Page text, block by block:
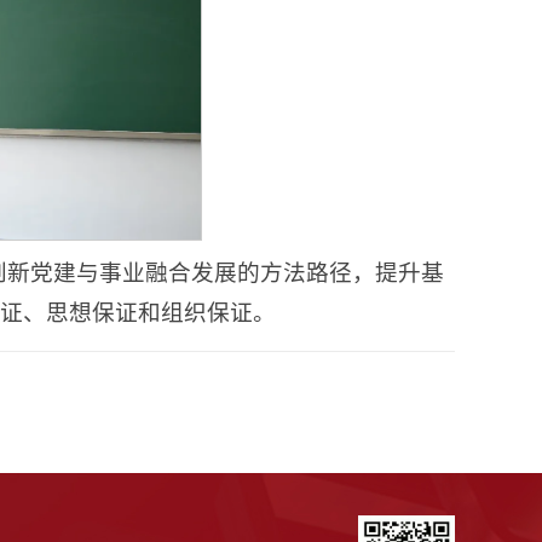
党建与事业融合发展的方法路径，提升基
、思想保证和组织保证。